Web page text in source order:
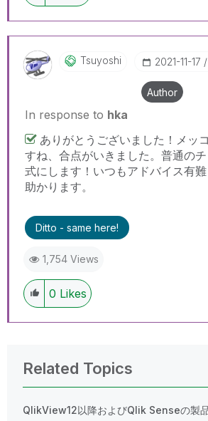
Tsuyoshi ‎2021-11-17
Author
In response to hka
ありがとうございました！メッ
すね、合点がいきました。普通の
式にします！いつもアドバイス有難
助かります。
Ditto - same here!
1,754 Views
0 Likes
Related Topics
QlikView12以降およびQlik Senseの製